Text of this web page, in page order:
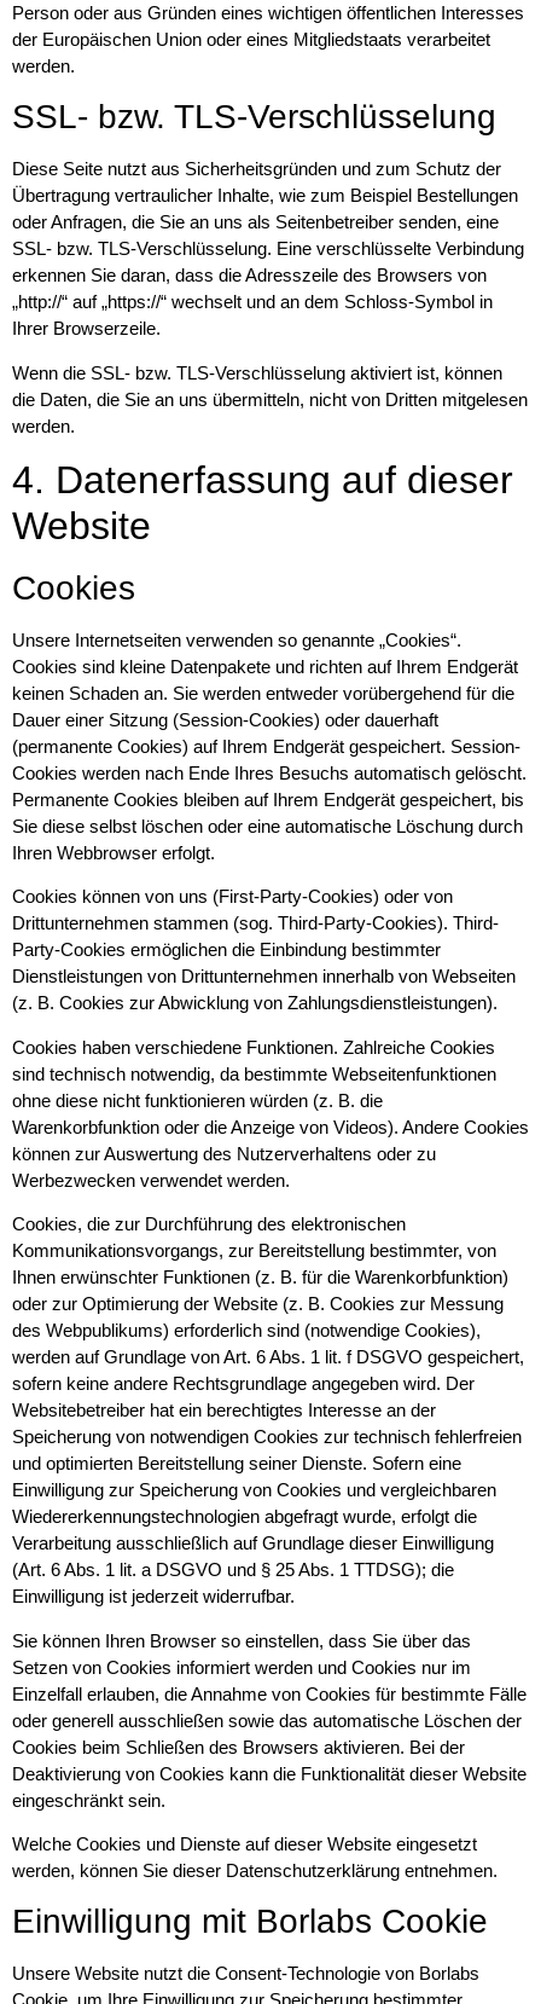
Person oder aus Gründen eines wichtigen öffentlichen Interesses
der Europäischen Union oder eines Mitgliedstaats verarbeitet
werden.
SSL- bzw. TLS-Verschlüsselung
Diese Seite nutzt aus Sicherheitsgründen und zum Schutz der
Übertragung vertraulicher Inhalte, wie zum Beispiel Bestellungen
oder Anfragen, die Sie an uns als Seitenbetreiber senden, eine
SSL- bzw. TLS-Verschlüsselung. Eine verschlüsselte Verbindung
erkennen Sie daran, dass die Adresszeile des Browsers von
„http://“ auf „https://“ wechselt und an dem Schloss-Symbol in
Ihrer Browserzeile.
Wenn die SSL- bzw. TLS-Verschlüsselung aktiviert ist, können
die Daten, die Sie an uns übermitteln, nicht von Dritten mitgelesen
werden.
4. Datenerfassung auf dieser
Website
Cookies
Unsere Internetseiten verwenden so genannte „Cookies“.
Cookies sind kleine Datenpakete und richten auf Ihrem Endgerät
keinen Schaden an. Sie werden entweder vorübergehend für die
Dauer einer Sitzung (Session-Cookies) oder dauerhaft
(permanente Cookies) auf Ihrem Endgerät gespeichert. Session-
Cookies werden nach Ende Ihres Besuchs automatisch gelöscht.
Permanente Cookies bleiben auf Ihrem Endgerät gespeichert, bis
Sie diese selbst löschen oder eine automatische Löschung durch
Ihren Webbrowser erfolgt.
Cookies können von uns (First-Party-Cookies) oder von
Drittunternehmen stammen (sog. Third-Party-Cookies). Third-
Party-Cookies ermöglichen die Einbindung bestimmter
Dienstleistungen von Drittunternehmen innerhalb von Webseiten
(z. B. Cookies zur Abwicklung von Zahlungsdienstleistungen).
Cookies haben verschiedene Funktionen. Zahlreiche Cookies
sind technisch notwendig, da bestimmte Webseitenfunktionen
ohne diese nicht funktionieren würden (z. B. die
Warenkorbfunktion oder die Anzeige von Videos). Andere Cookies
können zur Auswertung des Nutzerverhaltens oder zu
Werbezwecken verwendet werden.
Cookies, die zur Durchführung des elektronischen
Kommunikationsvorgangs, zur Bereitstellung bestimmter, von
Ihnen erwünschter Funktionen (z. B. für die Warenkorbfunktion)
oder zur Optimierung der Website (z. B. Cookies zur Messung
des Webpublikums) erforderlich sind (notwendige Cookies),
werden auf Grundlage von Art. 6 Abs. 1 lit. f DSGVO gespeichert,
sofern keine andere Rechtsgrundlage angegeben wird. Der
Websitebetreiber hat ein berechtigtes Interesse an der
Speicherung von notwendigen Cookies zur technisch fehlerfreien
und optimierten Bereitstellung seiner Dienste. Sofern eine
Einwilligung zur Speicherung von Cookies und vergleichbaren
Wiedererkennungstechnologien abgefragt wurde, erfolgt die
Verarbeitung ausschließlich auf Grundlage dieser Einwilligung
(Art. 6 Abs. 1 lit. a DSGVO und § 25 Abs. 1 TTDSG); die
Einwilligung ist jederzeit widerrufbar.
Sie können Ihren Browser so einstellen, dass Sie über das
Setzen von Cookies informiert werden und Cookies nur im
Einzelfall erlauben, die Annahme von Cookies für bestimmte Fälle
oder generell ausschließen sowie das automatische Löschen der
Cookies beim Schließen des Browsers aktivieren. Bei der
Deaktivierung von Cookies kann die Funktionalität dieser Website
eingeschränkt sein.
Welche Cookies und Dienste auf dieser Website eingesetzt
werden, können Sie dieser Datenschutzerklärung entnehmen.
Einwilligung mit Borlabs Cookie
Unsere Website nutzt die Consent-Technologie von Borlabs